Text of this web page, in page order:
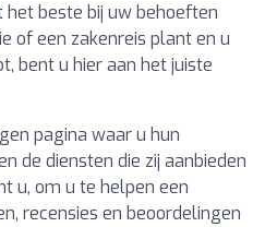
beste bij uw behoeften
of een zakenreis plant en u
bent u hier aan het juiste
pagina waar u hun
de diensten die zij aanbieden
u, om u te helpen een
recensies en beoordelingen